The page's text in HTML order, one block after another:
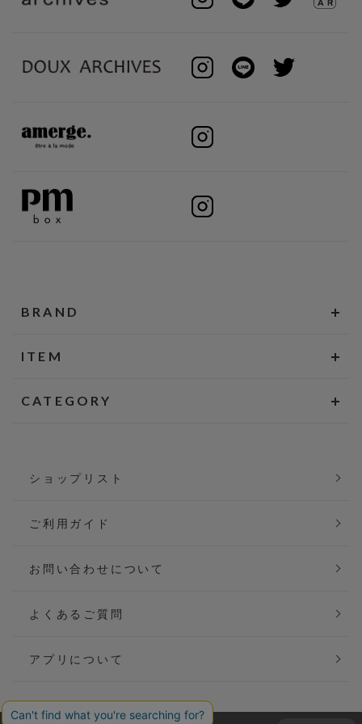
BRAND
ITEM
CATEGORY
ショップリスト
ご利用ガイド
お問い合わせについて
よくあるご質問
アプリについて